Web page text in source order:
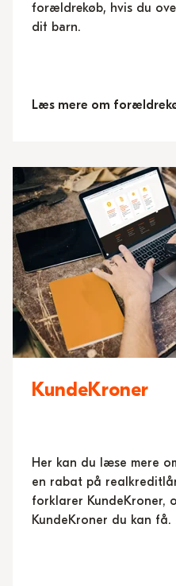
forældrekøb, hvis du
dit barn.
Læs mere om
KundeKroner
Her kan du læse mere
en rabat på
forklarer KundeKroner,
KundeKroner du kan få.